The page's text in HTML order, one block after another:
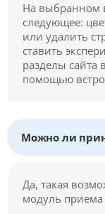
На выбранном
следующее:
или удалить
ставить
разделы сайта
помощью
Можно ли
Да, такая
модуль приема